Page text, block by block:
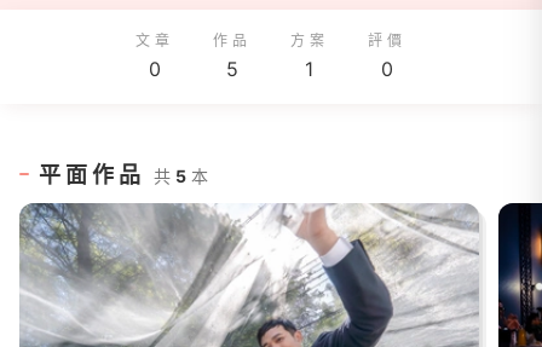
文章
0
作品
5
方案
1
評價
0
平面作品 共 5 本